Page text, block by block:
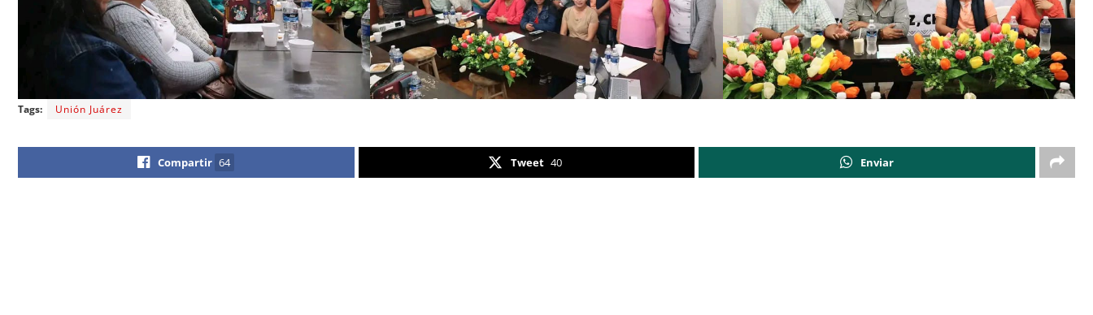
Tags: Unión Juárez
Compartir 64 Tweet 40 Enviar